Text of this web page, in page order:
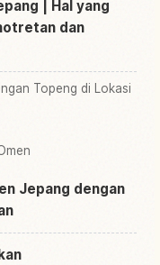
| Hal yang
dan
Topeng di Lokasi
Jepang dengan